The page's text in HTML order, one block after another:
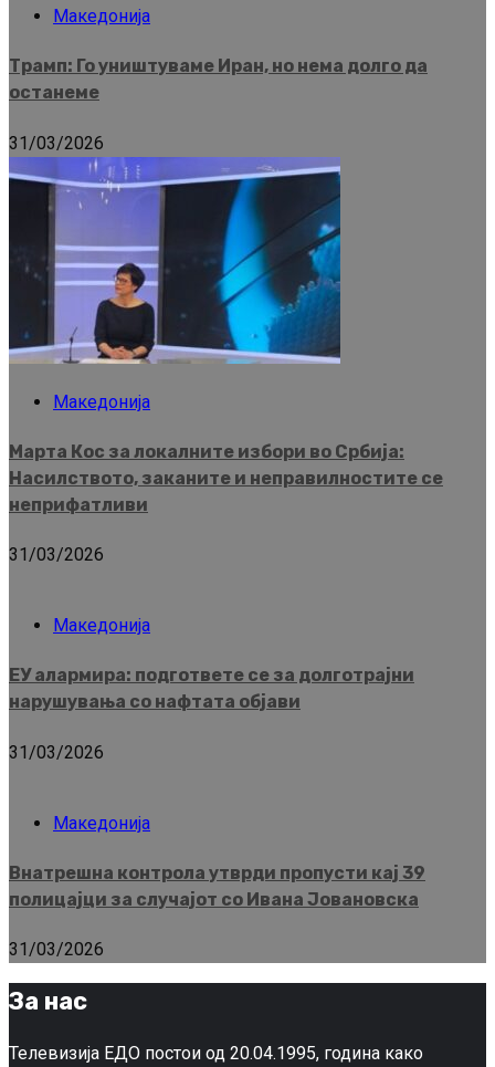
Македонија
Трамп: Го уништуваме Иран, но нема долго да
останеме
31/03/2026
Македонија
Марта Кос за локалните избори во Србија:
Насилството, заканите и неправилностите се
неприфатливи
31/03/2026
Македонија
ЕУ алармира: подгответе се за долготрајни
нарушувања со нафтата објави
31/03/2026
Македонија
Внатрешна контрола утврди пропусти кај 39
полицајци за случајот со Ивана Јовановска
31/03/2026
За нас
Телевизија ЕДО постои од 20.04.1995, година како